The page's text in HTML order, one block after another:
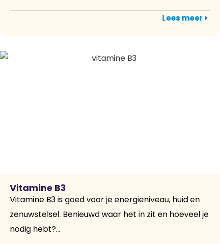
Lees meer
Vitamine B3
Vitamine B3 is goed voor je energieniveau, huid en
zenuwstelsel. Benieuwd waar het in zit en hoeveel je
nodig hebt?...